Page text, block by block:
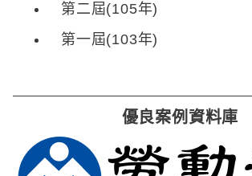
第二屆(105年)
第一屆(103年)
優良案例資料庫